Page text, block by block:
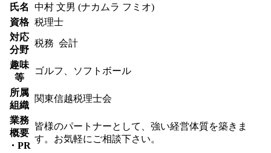
氏名
中村 文男 (ナカムラ フミオ)
資格 税理士
対応
分野
税務 会計
趣味
等
ゴルフ、ソフトボール
所属
組織
関東信越税理士会
業務
概要
・PR
皆様のパートナーとして、強い経営体質を築きま
す。お気軽にご相談下さい。